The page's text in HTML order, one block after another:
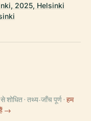
2025, Helsinki
· तथ्य-जाँच पूर्ण · हम
→